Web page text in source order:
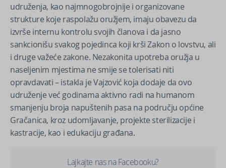
udruženja, kao najmnogobrojnije i organizovane
strukture koje raspolažu oružjem, imaju obavezu da
izvrše internu kontrolu svojih članova i da jasno
sankcionišu svakog pojedinca koji krši Zakon o lovstvu, ali
i druge važeće zakone. Nezakonita upotreba oružja u
naseljenim mjestima ne smije se tolerisati niti
opravdavati – istakla je Vajzović koja dodaje da ovo
udruženje već godinama aktivno radi na humanom
smanjenju broja napuštenih pasa na području općine
Gračanica, kroz udomljavanje, projekte sterilizacije i
kastracije, kao i edukaciju građana.
Lajkajte nas na Facebooku?